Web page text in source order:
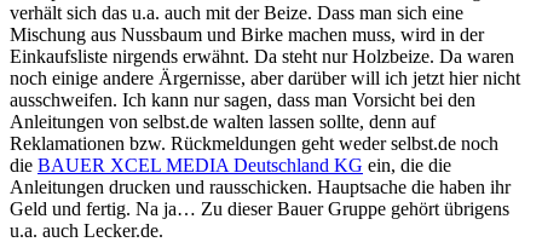
verhält sich das u.a. auch mit der Beize. Dass man sich eine
Mischung aus Nussbaum und Birke machen muss, wird in der
Einkaufsliste nirgends erwähnt. Da steht nur Holzbeize. Da waren
noch einige andere Ärgernisse, aber darüber will ich jetzt hier nicht
ausschweifen. Ich kann nur sagen, dass man Vorsicht bei den
Anleitungen von selbst.de walten lassen sollte, denn auf
Reklamationen bzw. Rückmeldungen geht weder selbst.de noch
die BAUER XCEL MEDIA Deutschland KG ein, die die
Anleitungen drucken und rausschicken. Hauptsache die haben ihr
Geld und fertig. Na ja… Zu dieser Bauer Gruppe gehört übrigens
u.a. auch Lecker.de.